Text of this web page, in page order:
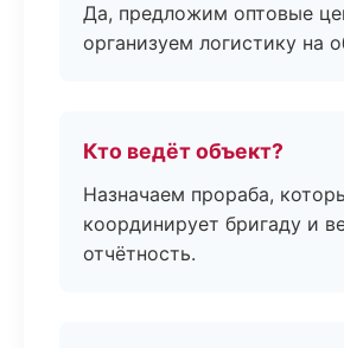
Да, предложим оптовые
организуем логистику на
Кто ведёт объект?
Назначаем прораба,
координирует бригаду и
отчётность.